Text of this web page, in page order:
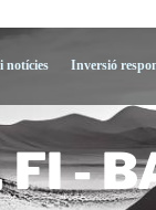
notícies Inversió
-